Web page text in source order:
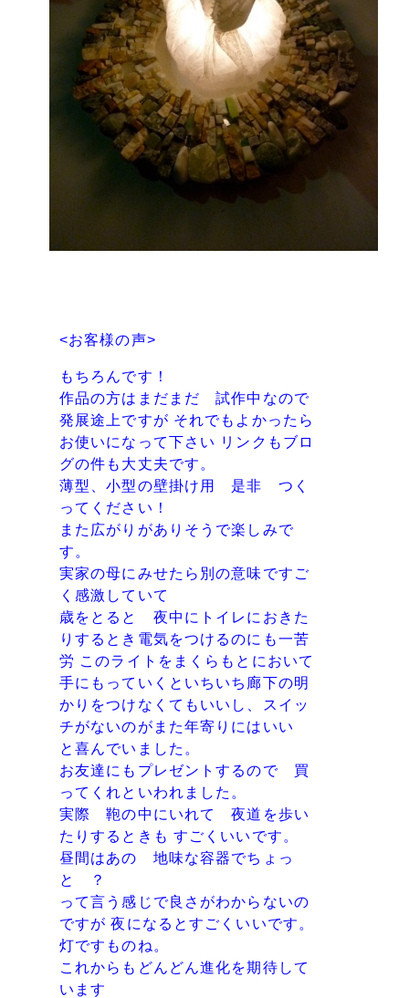
<お客様の声>
もちろんです！
作品の方はまだまだ 試作中なので
発展途上ですが それでもよかったら
お使いになって下さい リンクもブロ
グの件も大丈夫です。
薄型、小型の壁掛け用 是非 つく
ってください！
また広がりがありそうで楽しみで
す。
実家の母にみせたら別の意味ですご
く感激していて
歳をとると 夜中にトイレにおきた
りするとき電気をつけるのにも一苦
労 このライトをまくらもとにおいて
手にもっていくといちいち廊下の明
かりをつけなくてもいいし、スイッ
チがないのがまた年寄りにはいい
と喜んでいました。
お友達にもプレゼントするので 買
ってくれといわれました。
実際 鞄の中にいれて 夜道を歩い
たりするときも すごくいいです。
昼間はあの 地味な容器でちょっ
と ？
って言う感じで良さがわからないの
ですが 夜になるとすごくいいです。
灯ですものね。
これからもどんどん進化を期待して
います